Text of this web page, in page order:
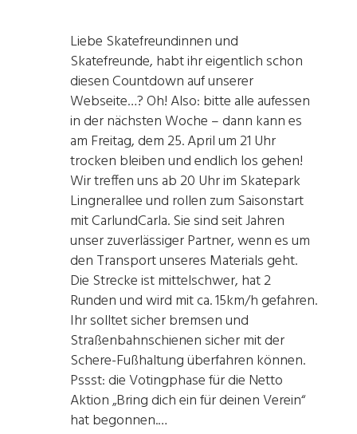
Liebe Skatefreundinnen und
Skatefreunde, habt ihr eigentlich schon
diesen Countdown auf unserer
Webseite…? Oh! Also: bitte alle aufessen
in der nächsten Woche – dann kann es
am Freitag, dem 25. April um 21 Uhr
trocken bleiben und endlich los gehen!
Wir treffen uns ab 20 Uhr im Skatepark
Lingnerallee und rollen zum Saisonstart
mit CarlundCarla. Sie sind seit Jahren
unser zuverlässiger Partner, wenn es um
den Transport unseres Materials geht.
Die Strecke ist mittelschwer, hat 2
Runden und wird mit ca. 15km/h gefahren.
Ihr solltet sicher bremsen und
Straßenbahnschienen sicher mit der
Schere-Fußhaltung überfahren können.
Pssst: die Votingphase für die Netto
Aktion „Bring dich ein für deinen Verein“
hat begonnen.…